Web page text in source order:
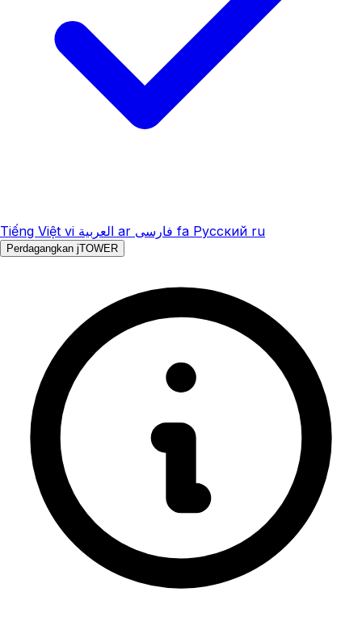
Tiếng Việt vi العربية ar فارسی fa Русский ru
Perdagangkan jTOWER